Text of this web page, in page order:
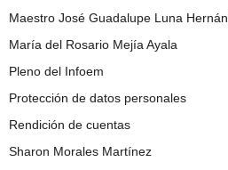
Maestro José Guadalupe Luna
María del Rosario Mejía Ayala
Pleno del Infoem
Protección de datos personales
Rendición de cuentas
Sharon Morales Martínez